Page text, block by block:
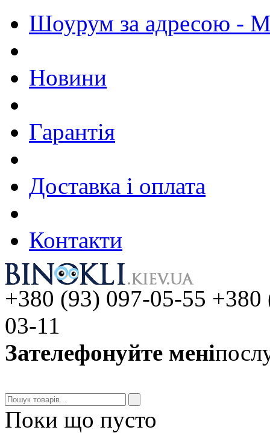
Шоурум за адресою - М.
Новини
Гарантія
Доставка і оплата
Контакти
+380 (93) 097-05-55
03-11
Зателефонуйте мені
Поки що пусто